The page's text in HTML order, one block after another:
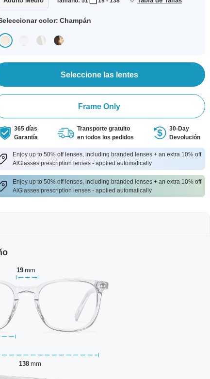
color: Champán
Seleccione las lentes
Frame Only
365 días
Garantía
Transporte gratuito
en todos los pedidos
30-Day
Devolución
Enjoy up to 50% off lenses, including branded lenses + an extra 10% off
AlGlasses prescription lenses - applied automatically
Enjoy up to 50% off lenses, including branded lenses + an extra 10% off
AlGlasses prescription lenses - applied automatically
19 mm
138 mm